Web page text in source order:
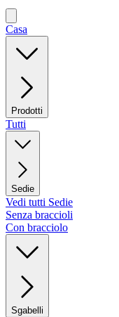
Casa
Prodotti
Tutti
Sedie
Vedi tutti Sedie
Senza braccioli
Con bracciolo
Sgabelli